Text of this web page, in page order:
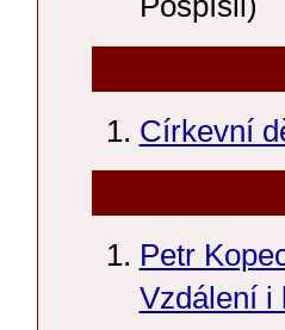
Církevní
Petr
Vzdálení i